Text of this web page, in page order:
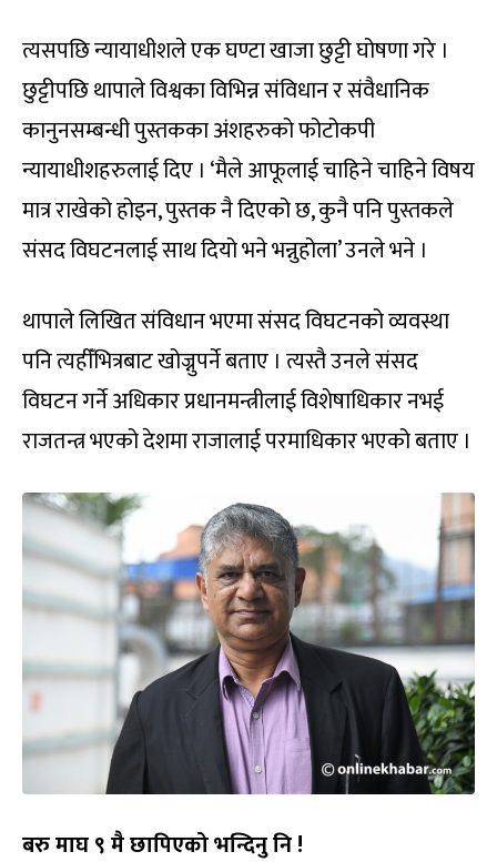
त्यसपछि न्यायाधीशले एक घण्टा खाजा छुट्टी घोषणा गरे ।
छुट्टीपछि थापाले विश्वका विभिन्न संविधान र संवैधानिक
कानुनसम्बन्धी पुस्तकका अंशहरुको फोटोकपी
न्यायाधीशहरुलाई दिए । ‘मैले आफूलाई चाहिने चाहिने विषय
मात्र राखेको होइन, पुस्तक नै दिएको छ, कुनै पनि पुस्तकले
संसद विघटनलाई साथ दियो भने भन्नुहोला’ उनले भने ।
थापाले लिखित संविधान भएमा संसद विघटनको व्यवस्था
पनि त्यहीँभित्रबाट खोज्नुपर्ने बताए । त्यस्तै उनले संसद
विघटन गर्ने अधिकार प्रधानमन्त्रीलाई विशेषाधिकार नभई
राजतन्त्र भएको देशमा राजालाई परमाधिकार भएको बताए ।
बरु माघ ९ मै छापिएको भन्दिनु नि !